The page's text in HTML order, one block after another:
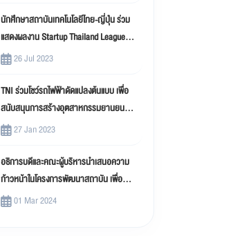
นักศึกษาสถาบันเทคโนโลยีไทย-ญี่ปุ่น ร่วม
แสดงผลงาน Startup Thailand League
202326 Jul 2023
TNI ร่วมโชว์รถไฟฟ้าดัดแปลงต้นแบบ เพื่อ
สนับสนุนการสร้างอุตสาหกรรมยานยนต์
ไฟฟ้าดัดแปลง (EV Conversion)
27 Jan 2023
อธิการบดีและคณะผู้บริหารนำเสนอความ
ก้าวหน้าในโครงการพัฒนาสถาบัน เพื่อขับ
เคลื่อน สถาบันเทคโนโลยีไทย-ญี่ปุ่น (TNI)
01 Mar 2024